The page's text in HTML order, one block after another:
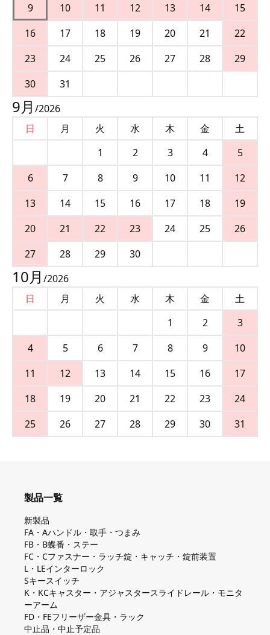
9
10 11 12 13 14
15
16
17 18 19 20 21
22
23
24 25 26 27 28
29
30
31
9月 /2026
日
月 火 水 木 金
土
1
2 3 4
5
6
7 8 9 10 11
12
13
14 15 16 17 18
19
20
21 22 23 24 25
26
27
28 29 30
10月 /2026
日
月 火 水 木 金
土
1
2
3
4
5 6 7 8 9
10
11
12 13 14 15 16
17
18
19 20 21 22 23
24
25
26 27 28 29 30 31
製品一覧
新製品
FA・Aハンドル・取手・つまみ
FB・B蝶番・ステー
FC・Cファスナー・ラッチ錠・キャッチ・錠前装置
L・LEインターロック
Sキースイッチ
K・KCキャスター・アジャスタースライドレール・モニタ
ーアーム
FD・FEフリーザー金具・ラック
中止品・中止予定品